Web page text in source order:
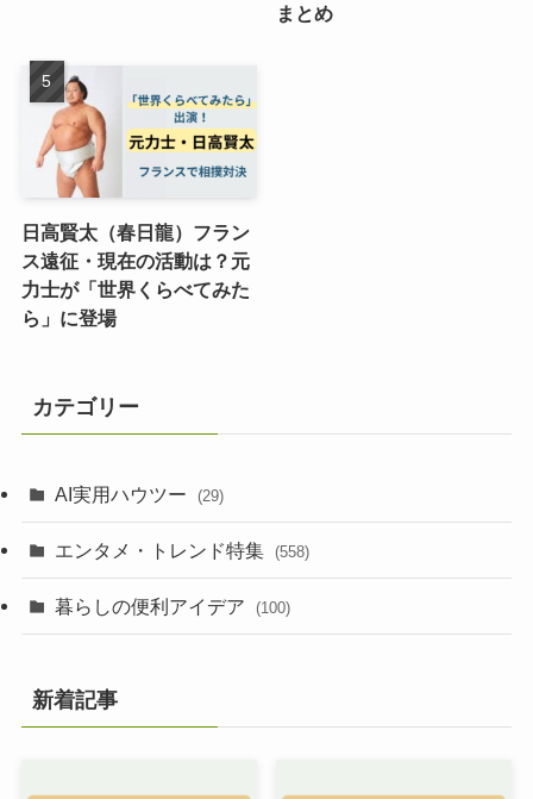
まとめ
日高賢太（春日龍）フラン
ス遠征・現在の活動は？元
力士が「世界くらべてみた
ら」に登場
カテゴリー
AI実用ハウツー (29)
エンタメ・トレンド特集 (558)
暮らしの便利アイデア (100)
新着記事